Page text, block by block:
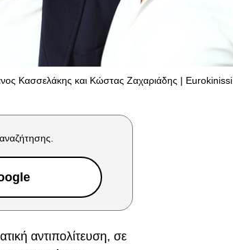
Κασσελάκης και Κώστας Ζαχαριάδης | Eurokinissi
αντιπολίτευση, σε